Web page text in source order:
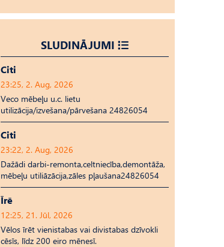
SLUDINĀJUMI
Citi
23:25, 2. Aug, 2026
Veco mēbeļu u.c. lietu
utilizācija/izvešana/pārvešana 24826054
Citi
23:22, 2. Aug, 2026
Dažādi darbi-remonta,celtniecība,demontāža,
mēbeļu utiliāzācija,zāles pļaušana24826054
Īrē
12:25, 21. Jūl, 2026
Vēlos īrēt vienistabas vai divistabas dzīvokli
cēsīs, līdz 200 eiro mēnesī.